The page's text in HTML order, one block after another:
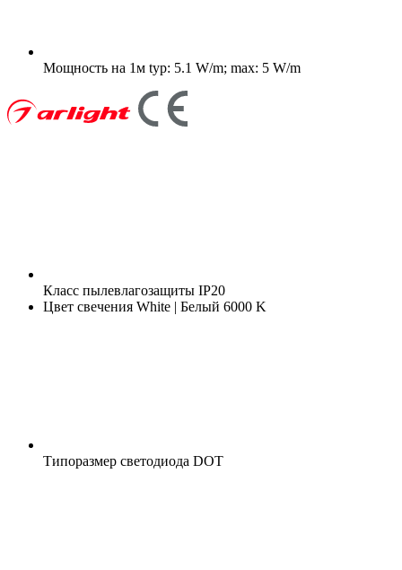
Мощность на 1м typ: 5.1 W/m; max: 5 W/m
Класс пылевлагозащиты IP20
Цвет свечения White | Белый 6000 K
Типоразмер светодиода DOT